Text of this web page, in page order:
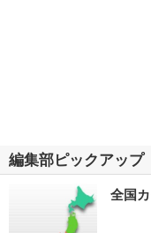
編集部ピックアップ
全国